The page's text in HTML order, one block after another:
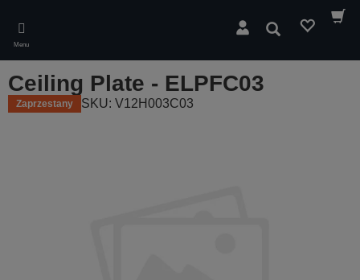
main
content
Menu
Wyszukaj
Ceiling Plate - ELPFC03
Zaprzestany SKU: V12H003C03